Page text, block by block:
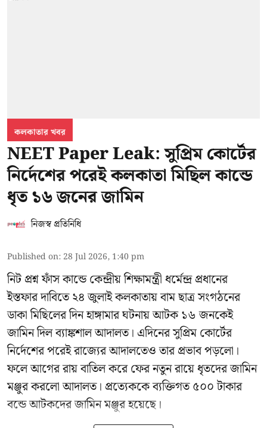
কলকাতার খবর
NEET Paper Leak: সুপ্রিম কোর্টের
নির্দেশের পরেই কলকাতা মিছিল কান্ডে
ধৃত ১৬ জনের জামিন
নিজস্ব প্রতিনিধি
Published on: 28 Jul 2026, 1:40 pm
নিট প্রশ্ন ফাঁস কান্ডে কেন্দ্রীয় শিক্ষামন্ত্রী ধর্মেন্দ্র প্রধানের
ইস্তফার দাবিতে ২৪ জুলাই কলকাতায় বাম ছাত্র সংগঠনের
ডাকা মিছিলের দিন হাঙ্গামার ঘটনায় আটক ১৬ জনকেই
জামিন দিল ব্যাঙ্কশাল আদালত। এদিনের সুপ্রিম কোর্টের
নির্দেশের পরেই রাজ্যের আদালতেও তার প্রভাব পড়লো।
ফলে আগের রায় বাতিল করে ফের নতুন রায়ে ধৃতদের জামিন
মঞ্জুর করলো আদালত। প্রত্যেককে ব্যক্তিগত ৫০০ টাকার
বন্ডে আটকদের জামিন মঞ্জুর হয়েছে।